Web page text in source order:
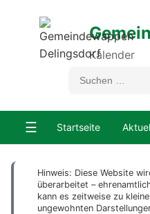
Kalender
☰ Startseite
Hinweis: Diese Website
überarbeitet –
kann es zeitweise zu
ungewohnten